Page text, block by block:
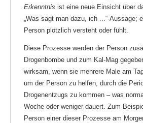
Erkenntnis ist eine neue Einsicht über
„Was sagt man dazu, ich ...“-Aussage;
Person plötzlich versteht oder fühlt.
Diese Prozesse werden der Person
Drogenbombe und zum Kal-Mag
wirksam, wenn sie mehrere Male am
um der Person zu helfen, durch die
Drogenentzugs zu kommen – was
Woche oder weniger dauert. Zum
Person einer dieser Prozesse am